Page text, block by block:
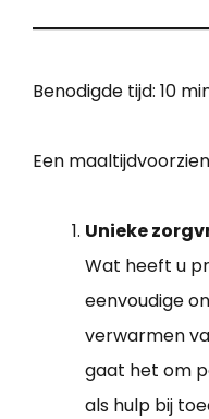
Benodigde tijd: 10
Een
Unieke
Wat heeft u
eenvoudige
verwarmen
gaat het om
als hulp bij